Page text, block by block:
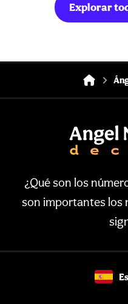
Explorar
¿Qué son los
son importantes los